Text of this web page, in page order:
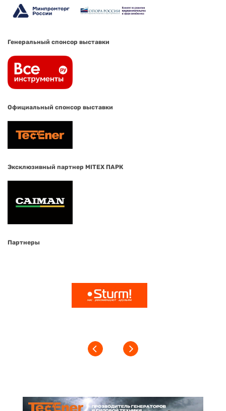
Генеральный спонсор выставки
Официальный спонсор выставки
Эксклюзивный партнер MITEX ПАРК
Партнеры